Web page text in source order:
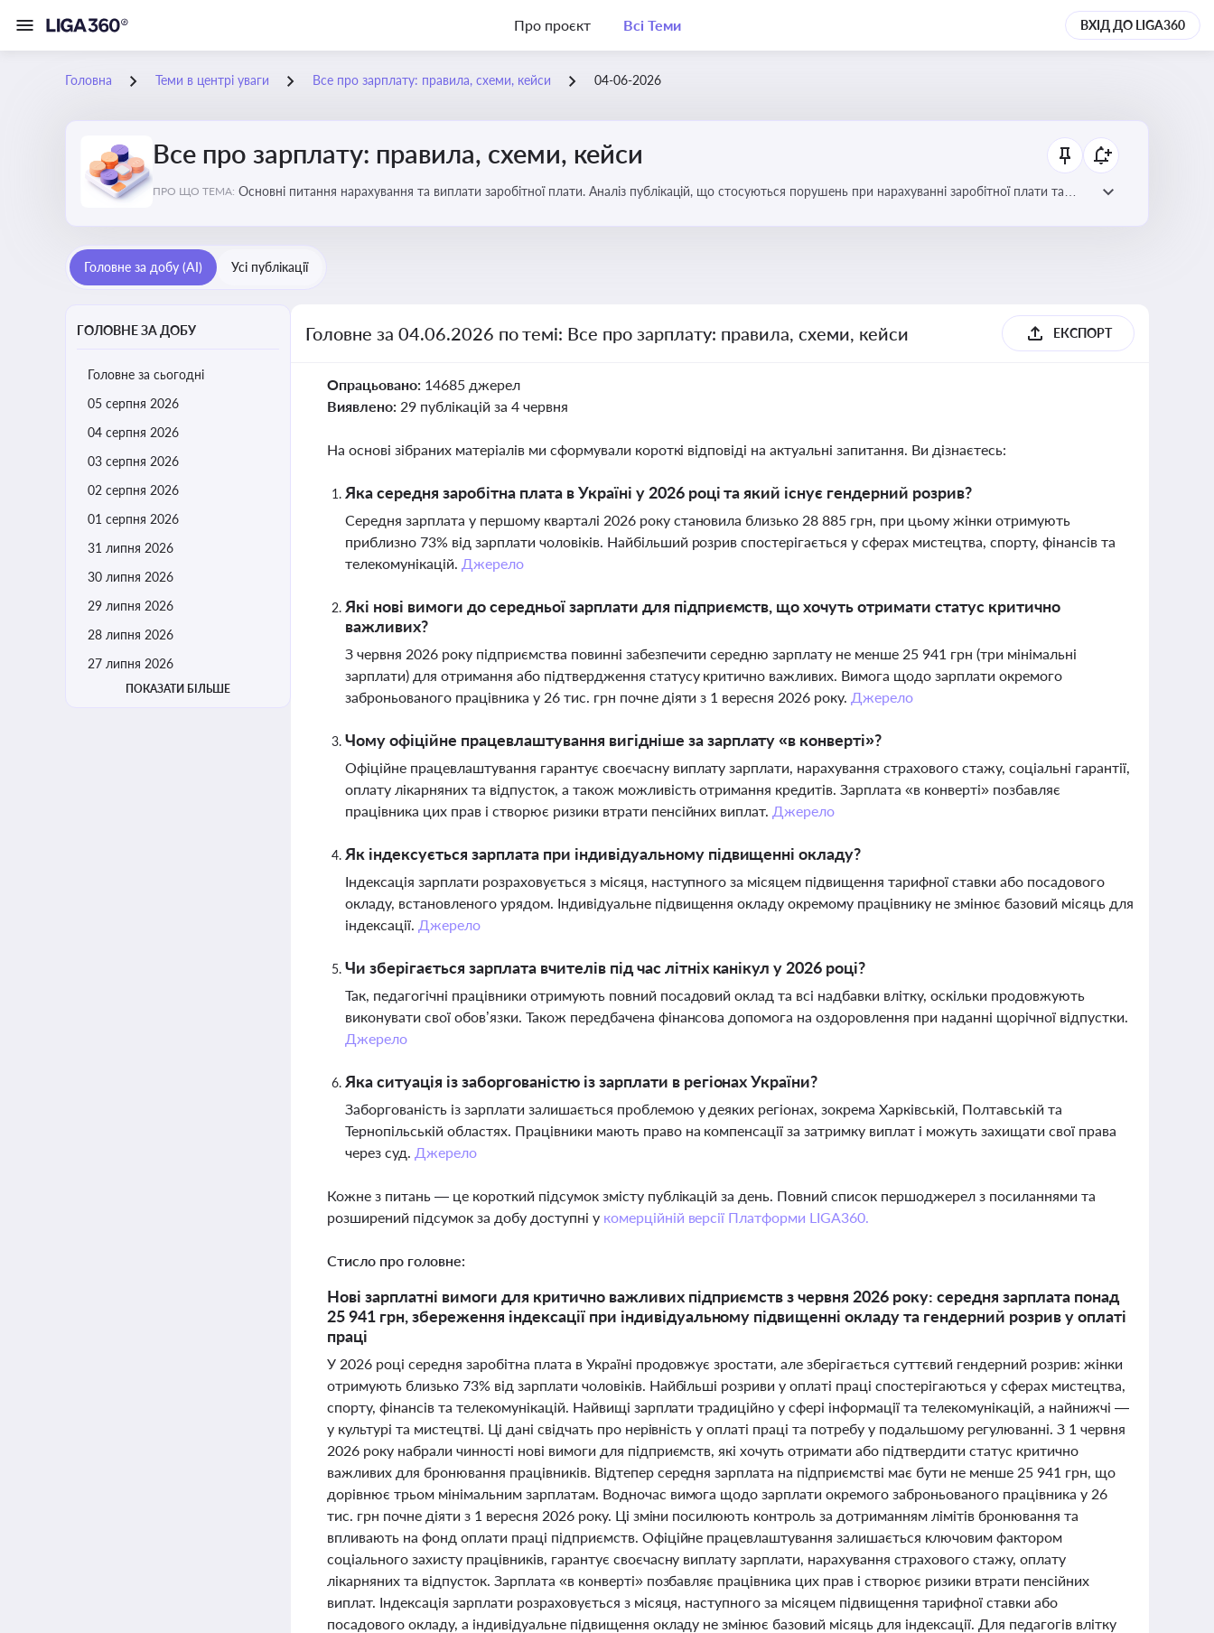
Про проєкт Всі Теми ВХІД ДО LIGA360
Головна Теми в центрі уваги Все про зарплату: правила, схеми, кейси 04-06-2026
Все про зарплату: правила, схеми, кейси
ПРО ЩО ТЕМА: Основні питання нарахування та виплати заробітної плати. Аналіз публікацій, що стосуються порушень при нарахуванні заробітної плати та
Головне за добу (AI) Усі публікації
ГОЛОВНЕ ЗА ДОБУ
Головне за сьогодні
05 серпня 2026
04 серпня 2026
03 серпня 2026
02 серпня 2026
01 серпня 2026
31 липня 2026
30 липня 2026
29 липня 2026
28 липня 2026
27 липня 2026
ПОКАЗАТИ БІЛЬШЕ
Головне за 04.06.2026 по темі: Все про зарплату: правила, схеми, кейси ЕКСПОРТ
Опрацьовано: 14685 джерел
Виявлено: 29 публікацій за 4 червня
На основі зібраних матеріалів ми сформували короткі відповіді на актуальні запитання. Ви дізнаєтесь:
Яка середня заробітна плата в Україні у 2026 році та який існує гендерний розрив?
Середня зарплата у першому кварталі 2026 року становила близько 28 885 грн, при цьому жінки отримують
приблизно 73% від зарплати чоловіків. Найбільший розрив спостерігається у сферах мистецтва, спорту, фінансів та
телекомунікацій. Джерело
Які нові вимоги до середньої зарплати для підприємств, що хочуть отримати статус критично
важливих?
З червня 2026 року підприємства повинні забезпечити середню зарплату не менше 25 941 грн (три мінімальні
зарплати) для отримання або підтвердження статусу критично важливих. Вимога щодо зарплати окремого
заброньованого працівника у 26 тис. грн почне діяти з 1 вересня 2026 року. Джерело
Чому офіційне працевлаштування вигідніше за зарплату «в конверті»?
Офіційне працевлаштування гарантує своєчасну виплату зарплати, нарахування страхового стажу, соціальні гарантії,
оплату лікарняних та відпусток, а також можливість отримання кредитів. Зарплата «в конверті» позбавляє
працівника цих прав і створює ризики втрати пенсійних виплат. Джерело
Як індексується зарплата при індивідуальному підвищенні окладу?
Індексація зарплати розраховується з місяця, наступного за місяцем підвищення тарифної ставки або посадового
окладу, встановленого урядом. Індивідуальне підвищення окладу окремому працівнику не змінює базовий місяць для
індексації. Джерело
Чи зберігається зарплата вчителів під час літніх канікул у 2026 році?
Так, педагогічні працівники отримують повний посадовий оклад та всі надбавки влітку, оскільки продовжують
виконувати свої обов’язки. Також передбачена фінансова допомога на оздоровлення при наданні щорічної відпустки.
Джерело
Яка ситуація із заборгованістю із зарплати в регіонах України?
Заборгованість із зарплати залишається проблемою у деяких регіонах, зокрема Харківській, Полтавській та
Тернопільській областях. Працівники мають право на компенсації за затримку виплат і можуть захищати свої права
через суд. Джерело
Кожне з питань — це короткий підсумок змісту публікацій за день. Повний список першоджерел з посиланнями та
розширений підсумок за добу доступні у комерційній версії Платформи LIGA360.
Стисло про головне:
Нові зарплатні вимоги для критично важливих підприємств з червня 2026 року: середня зарплата понад
25 941 грн, збереження індексації при індивідуальному підвищенні окладу та гендерний розрив у оплаті
праці
У 2026 році середня заробітна плата в Україні продовжує зростати, але зберігається суттєвий гендерний розрив: жінки
отримують близько 73% від зарплати чоловіків. Найбільші розриви у оплаті праці спостерігаються у сферах мистецтва,
спорту, фінансів та телекомунікацій. Найвищі зарплати традиційно у сфері інформації та телекомунікацій, а найнижчі —
у культурі та мистецтві. Ці дані свідчать про нерівність у оплаті праці та потребу у подальшому регулюванні. З 1 червня
2026 року набрали чинності нові вимоги для підприємств, які хочуть отримати або підтвердити статус критично
важливих для бронювання працівників. Відтепер середня зарплата на підприємстві має бути не менше 25 941 грн, що
дорівнює трьом мінімальним зарплатам. Водночас вимога щодо зарплати окремого заброньованого працівника у 26
тис. грн почне діяти з 1 вересня 2026 року. Ці зміни посилюють контроль за дотриманням лімітів бронювання та
впливають на фонд оплати праці підприємств. Офіційне працевлаштування залишається ключовим фактором
соціального захисту працівників, гарантує своєчасну виплату зарплати, нарахування страхового стажу, оплату
лікарняних та відпусток. Зарплата «в конверті» позбавляє працівника цих прав і створює ризики втрати пенсійних
виплат. Індексація зарплати розраховується з місяця, наступного за місяцем підвищення тарифної ставки або
посадового окладу, а індивідуальне підвищення окладу не змінює базовий місяць для індексації. Для педагогів влітку